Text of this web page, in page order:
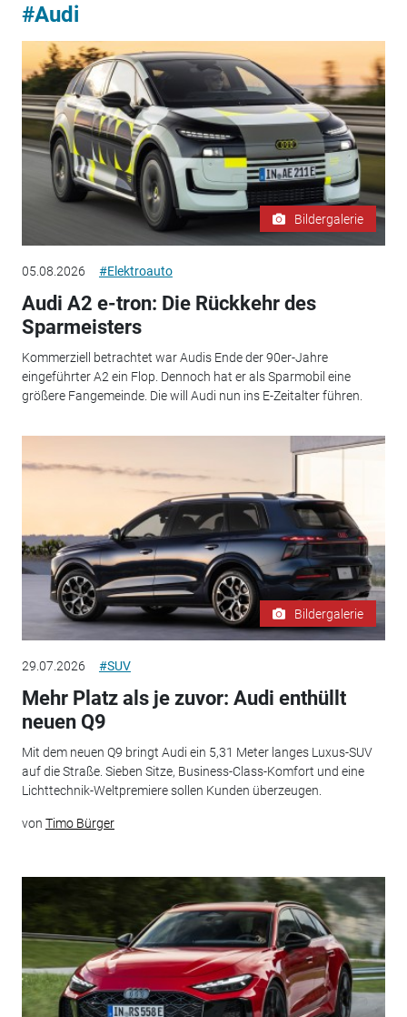
#Audi
Bildergalerie
05.08.2026 #Elektroauto
Audi A2 e-tron: Die Rückkehr des
Sparmeisters
Kommerziell betrachtet war Audis Ende der 90er-Jahre
eingeführter A2 ein Flop. Dennoch hat er als Sparmobil eine
größere Fangemeinde. Die will Audi nun ins E-Zeitalter führen.
Bildergalerie
29.07.2026 #SUV
Mehr Platz als je zuvor: Audi enthüllt
neuen Q9
Mit dem neuen Q9 bringt Audi ein 5,31 Meter langes Luxus-SUV
auf die Straße. Sieben Sitze, Business-Class-Komfort und eine
Lichttechnik-Weltpremiere sollen Kunden überzeugen.
von Timo Bürger